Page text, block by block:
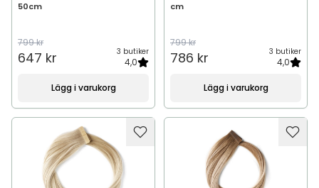
50cm
799 kr
647 kr 3 butiker
4,0
Lägg i varukorg
cm
799 kr
786 kr 3 butiker
4,0
Lägg i varukorg